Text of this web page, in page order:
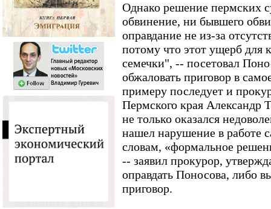
Однако решение пермских
обвинение, ни бывшего
оправдание не из-за
потому что этот ущерб для
семечки", -- посетовал
обжаловать приговор в
примеру последует и
Пермского края Александр
не только оказался
нашел нарушение в работе
словам, «формальное
-- заявил прокурор,
оправдать Поносова, либо
приговор.